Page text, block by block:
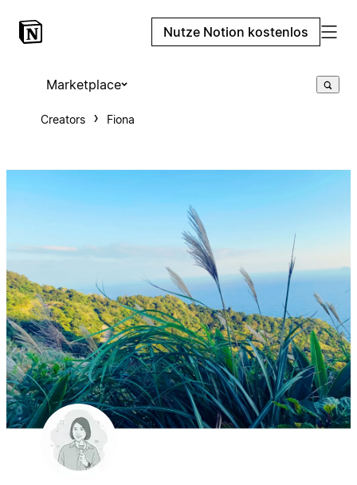
Nutze Notion kostenlos
Marketplace
Creators Fiona